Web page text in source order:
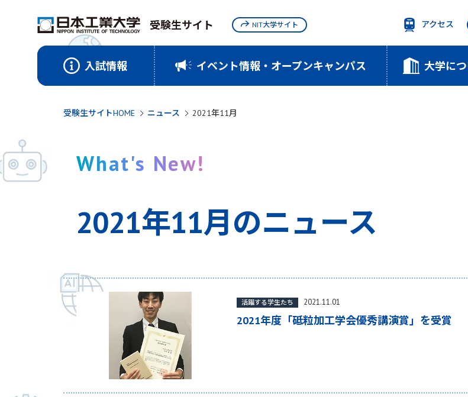
受験生サイト
入試情報 イベント情報・オープンキャンパス 大学に
アクセス
NIT大学サイト
受験生サイトHOME ニュース 2021年11月
What's New!
2021年11月のニュース
2021年度「砥粒加工学会優秀講演賞」を受賞
活躍する学生たち 2021.11.01